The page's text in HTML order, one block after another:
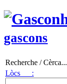
gascons
Recherche / Cèrca...
Lòcs :